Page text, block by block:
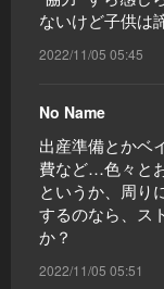
ないけど子供は
2022/11/05 05:45
No Name
出産準備とかベ
費など…色々と
というか、周り
するのなら、ス
か？
2022/11/05 05:51